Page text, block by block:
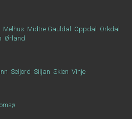
Melhus Midtre Gauldal Oppdal
Orkdal
Ørland
Seljord Siljan Skien Vinje